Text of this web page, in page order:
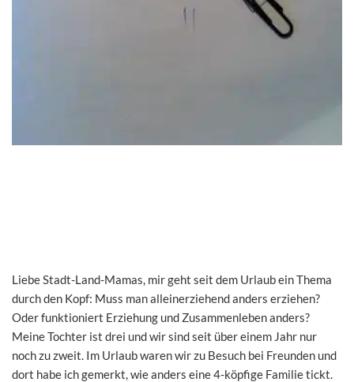
Liebe Stadt-Land-Mamas, mir geht seit dem Urlaub ein Thema
durch den Kopf: Muss man alleinerziehend anders erziehen?
Oder funktioniert Erziehung und Zusammenleben anders?
Meine Tochter ist drei und wir sind seit über einem Jahr nur
noch zu zweit. Im Urlaub waren wir zu Besuch bei Freunden und
dort habe ich gemerkt, wie anders eine 4-köpfige Familie tickt.